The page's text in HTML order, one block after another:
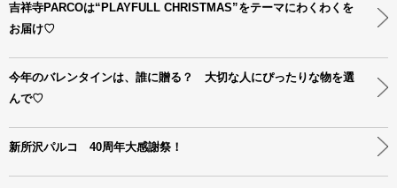
吉祥寺PARCOは“PLAYFULL CHRISTMAS”をテーマにわくわくを
お届け♡
今年のバレンタインは、誰に贈る？ 大切な人にぴったりな物を選
んで♡
新所沢パルコ 40周年大感謝祭！